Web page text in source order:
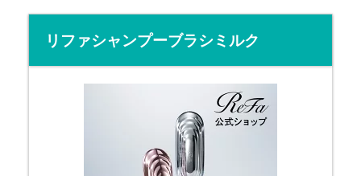
リファシャンプーブラシミルク